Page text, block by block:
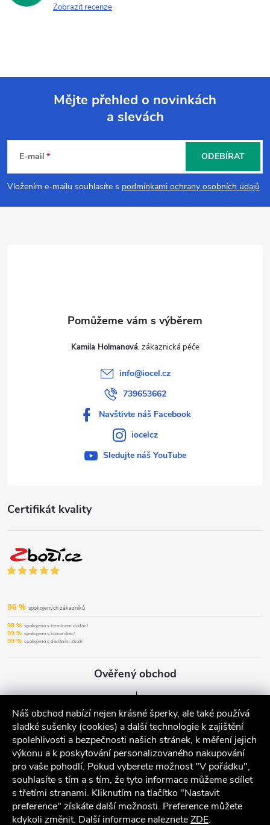
Náš obchod nabízí nejen krásné šperky, ale také používá
sladké sušenky (cookies) a další technologie k zajištění
spolehlivosti a bezpečnosti našich stránek, k měření jejich
výkonu a k poskytování personalizovaného nakupování
pro vaše pohodlí. Pokud vyberete možnost "V pořádku",
souhlasíte s tím a s tím, že tyto informace můžeme sdílet
s třetími stranami. Kliknutím na tlačítko "Nastavit
preference" získáte další možnosti. Preference můžete
kdykoli změnit. Další informace nalezneteZDE.
Zobrazit recenze
p
Mějte přehled o novinkách
a slevách
E-mail
Vložením e-mailu souhlasíte s podmínkami ochrany osobních údajů
ODEBÍRAT
Certifikát kvality
96 % spokojených zákazníků
98 % spokojeno s termínem dodání
99 % spokojeno s komunikací
99 % spokojeno s dodáním zboží
Ověřený obchod
Kamila Holmanová
info@iocel.cz
739653662
Navštivte náš Facebook
iocelcz
Sledujte náš YouTube